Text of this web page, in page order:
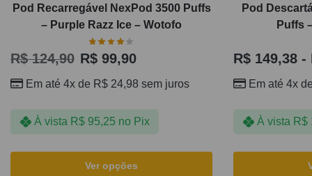
Pod Recarregável NexPod 3500 Puffs
– Purple Razz Ice – Wotofo
R$124,90 R$ 99,90
Em até 4x de R$ 24,98 sem juros
À vista R$95,25 no Pix
Ver opções
Pod
Puffs
R$ 149,38 -
Em até 4x
À vista R$